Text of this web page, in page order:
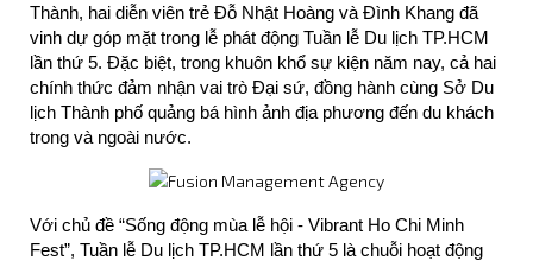
Thành, hai diễn viên trẻ Đỗ Nhật Hoàng và Đình Khang đã
vinh dự góp mặt trong lễ phát động Tuần lễ Du lịch TP.HCM
lần thứ 5. Đặc biệt, trong khuôn khổ sự kiện năm nay, cả hai
chính thức đảm nhận vai trò Đại sứ, đồng hành cùng Sở Du
lịch Thành phố quảng bá hình ảnh địa phương đến du khách
trong và ngoài nước.
Với chủ đề “Sống động mùa lễ hội - Vibrant Ho Chi Minh
Fest”, Tuần lễ Du lịch TP.HCM lần thứ 5 là chuỗi hoạt động